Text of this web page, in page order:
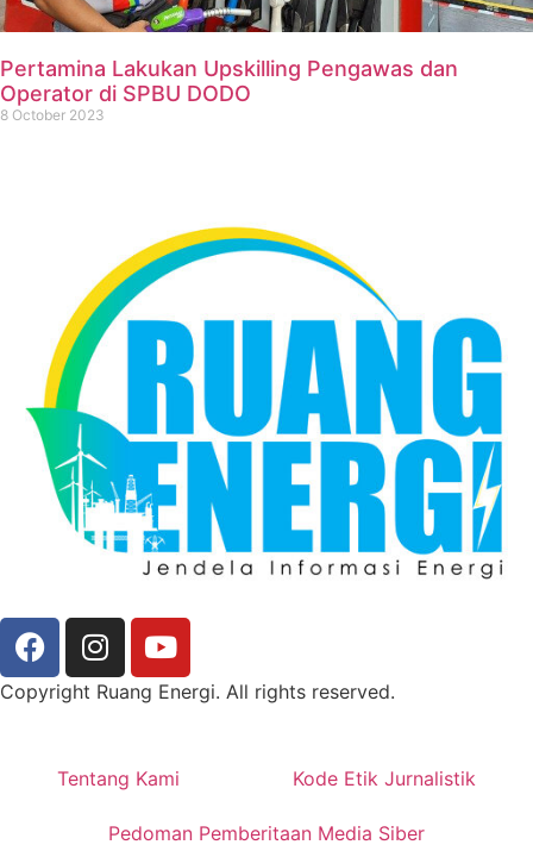
Pertamina Lakukan Upskilling Pengawas dan
Operator di SPBU DODO
8 October 2023
Copyright Ruang Energi. All rights reserved.
Tentang Kami Kode Etik Jurnalistik
Pedoman Pemberitaan Media Siber